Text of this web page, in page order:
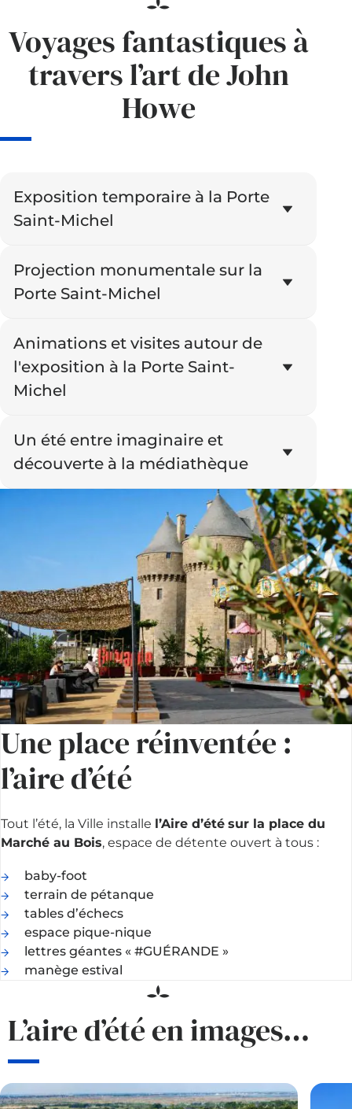
Voyages fantastiques à
travers l’art de John
Howe
Exposition temporaire à la Porte
Saint-Michel
Projection monumentale sur la
Porte Saint-Michel
Animations et visites autour de
l'exposition à la Porte Saint-
Michel
Un été entre imaginaire et
découverte à la médiathèque
Une place réinventée :
l’aire d’été
Tout l’été, la Ville installe l’Aire d’été sur la place du
Marché au Bois, espace de détente ouvert à tous :
baby-foot
terrain de pétanque
tables d’échecs
espace pique-nique
lettres géantes « #GUÉRANDE »
manège estival
L’aire d’été en images…